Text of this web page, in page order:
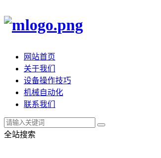
网站首页
关于我们
设备操作技巧
机械自动化
联系我们
全站搜索